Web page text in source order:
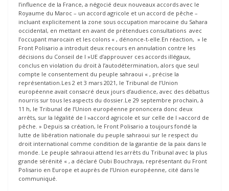
l’influence de la France, a négocié deux nouveaux accords avec le
Royaume du Maroc – un accord agricole et un accord de pêche –
incluant explicitement la zone sous occupation marocaine du Sahara
occidental, en mettant en avant de prétendues consultations avec
l’occupant marocain et les colons « , dénonce-t-elle.En réaction, » le
Front Polisario a introduit deux recours en annulation contre les
décisions du Conseil de l »UE d’approuver ces accords illégaux,
conclus en violation du droit à l’autodétermination, alors que seul
compte le consentement du peuple sahraoui « , précise la
représentation.Les 2 et 3 mars 2021, le Tribunal de l’Union
européenne avait consacré deux jours d’audience, avec des débattus
nourris sur tous les aspects du dossier.Le 29 septembre prochain, à
11 h, le Tribunal de l’Union européenne prononcera donc deux
arrêts, sur la légalité de l »accord agricole et sur celle de l »accord de
pêche. » Depuis sa création, le Front Polisario a toujours fondé la
lutte de libération nationale du peuple sahraoui sur le respect du
droit international comme condition de la garantie de la paix dans le
monde. Le peuple sahraoui attend les arrêts du Tribunal avec la plus
grande sérénité « , a déclaré Oubi Bouchraya, représentant du Front
Polisario en Europe et auprès de l’Union européenne, cité dans le
communiqué.